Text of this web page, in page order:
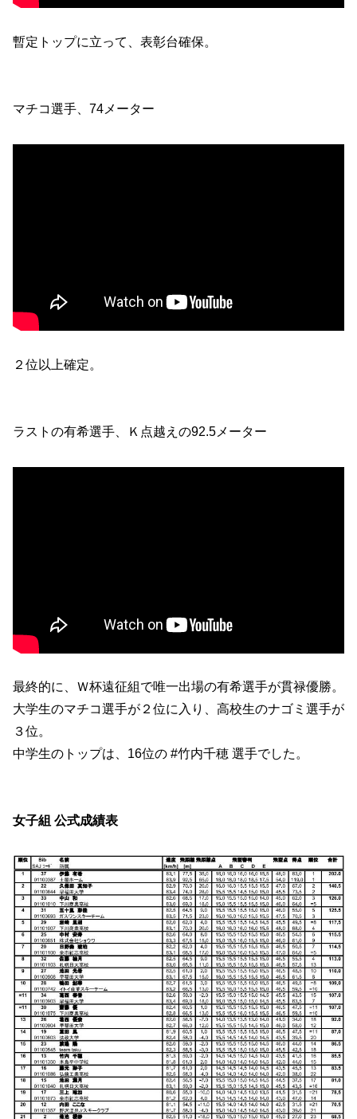
暫定トップに立って、表彰台確保。
マチコ選手、74メーター
２位以上確定。
ラストの有希選手、Ｋ点越えの92.5メーター
最終的に、Ｗ杯遠征組で唯一出場の有希選手が貫禄優勝。
大学生のマチコ選手が２位に入り、高校生のナゴミ選手が
３位。
中学生のトップは、16位の #竹内千穂 選手でした。
女子組 公式成績表